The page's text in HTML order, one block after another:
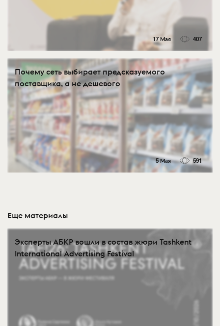
17 Мая 407
Почему сеть выбирает предсказуемого
поставщика, а не дешевого
5 Мая 591
Еще материалы
Эксперты АБКР вошли в состав жюри Tashkent
International Advertising Festival